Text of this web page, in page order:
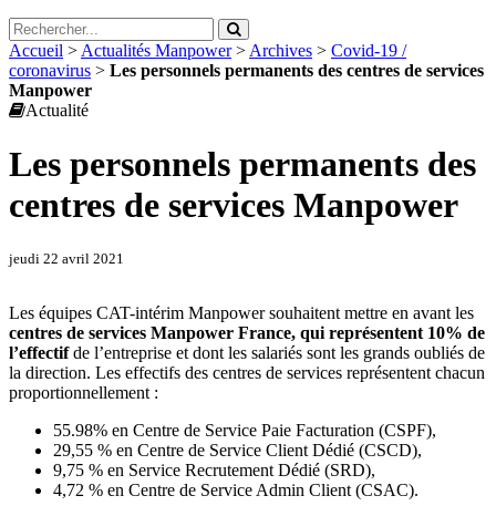
Accueil > Actualités Manpower> Archives > Covid-19 /
coronavirus > Les personnels permanents des centres de services
Manpower
Actualité
Les personnels permanents des
centres de services Manpower
jeudi 22 avril 2021
Les équipes CAT-intérim Manpower souhaitent mettre en avant les
centres de services Manpower France, qui représentent 10% de
l’effectifde l’entreprise et dont les salariés sont les grands oubliés de
la direction. Les effectifs des centres de services représentent chacun
proportionnellement :
55.98% en Centre de Service Paie Facturation (CSPF),
29,55 % en Centre de Service Client Dédié (CSCD),
9,75 % en Service Recrutement Dédié (SRD),
4,72 % en Centre de Service Admin Client (CSAC).